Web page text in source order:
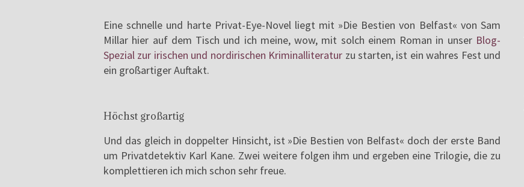
Eine schnelle und harte Privat-Eye-Novel liegt mit »Die Bestien von Belfast« von Sam
Millar hier auf dem Tisch und ich meine, wow, mit solch einem Roman in unser Blog-
Spezial zur irischen und nordirischen Kriminalliteratur zu starten, ist ein wahres Fest und
ein großartiger Auftakt.
Höchst großartig
Und das gleich in doppelter Hinsicht, ist »Die Bestien von Belfast« doch der erste Band
um Privatdetektiv Karl Kane. Zwei weitere folgen ihm und ergeben eine Trilogie, die zu
komplettieren ich mich schon sehr freue.